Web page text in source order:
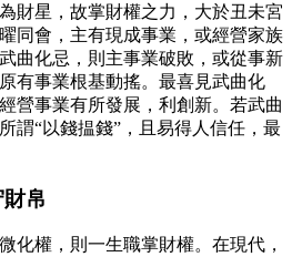
財星，故掌財權之力，大於丑未宮
同會，主有現成事業，或經營家族
曲化忌，則主事業破敗，或從事新
有事業根基動搖。最喜見武曲化
營事業有所發展，利創新。若武曲
謂“以錢揾錢”，且易得人信任，最
帛
化權，則一生職掌財權。在現代，